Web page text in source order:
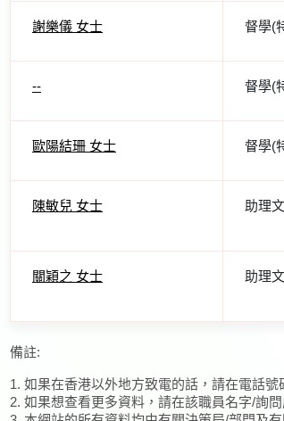
謝樂儀 女士 督學(
-- 督學(
歐陽結珊 女士 督學(
陳敏兒 女士 助理
關穎之 女士 助理
備註:
1. 如果在香港以外地方致電的話，請在電話
2. 如果想查看更多資料，請在該職員名字/詢問